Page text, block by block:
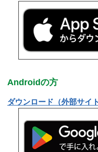
Androidの方
ダウンロード（外部サイ